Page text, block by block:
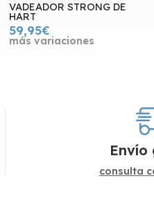
VADEADOR STRONG DE
HART
59,95€
más variaciones
Envío
consulta